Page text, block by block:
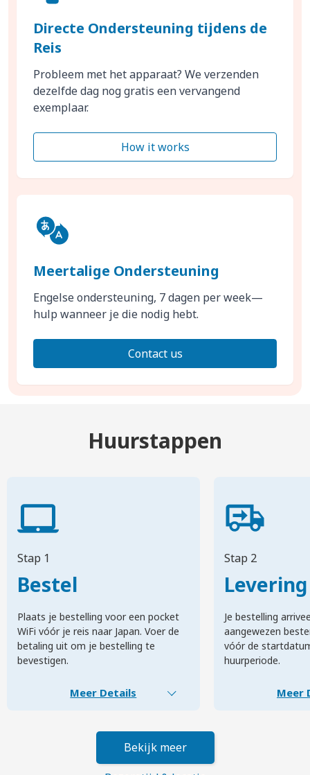
Directe Ondersteuning tijdens de
Reis
Probleem met het apparaat? We verzenden
dezelfde dag nog gratis een vervangend
exemplaar.
How it works
Meertalige Ondersteuning
Engelse ondersteuning, 7 dagen per week—
hulp wanneer je die nodig hebt.
Contact us
Huurstappen
Stap 1
Bestel
Plaats je bestelling voor een pocket
WiFi vóór je reis naar Japan. Voer de
betaling uit om je bestelling te
bevestigen.
Meer Details
Stap 2
Levering
Je bestelling
aangewezen
vóór de
huurperiode.
Meer
Bekijk meer